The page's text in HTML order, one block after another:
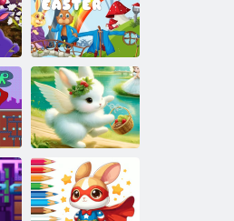
Králičí skokyVelikonoční klíč
Puzzle:
Andělský králík